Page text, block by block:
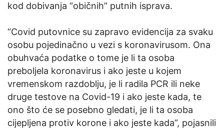
kod dobivanja “običnih” putnih isprava.
“Covid putovnice su zapravo evidencija za svaku
osobu pojedinačno u vezi s koronavirusom. Ona
obuhvaća podatke o tome je li ta osoba
preboljela koronavirus i ako jeste u kojem
vremenskom razdoblju, je li radila PCR ili neke
druge testove na Covid-19 i ako jeste kada, te
ono što će se posebno gledati, je li ta osoba
cijepljena protiv korone i ako jeste kada”, pojasnili